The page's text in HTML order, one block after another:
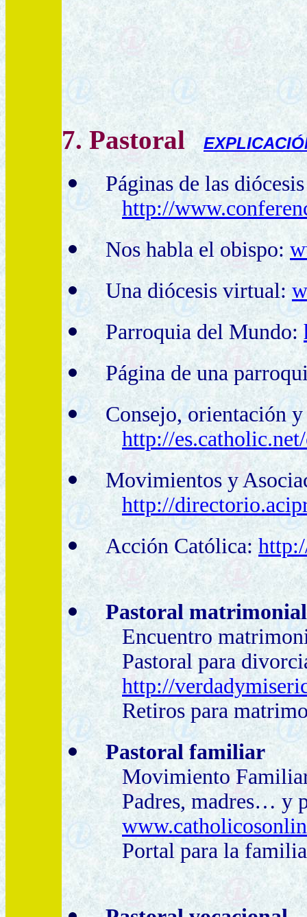
7. Pastoral
Páginas de las diócesis
http://
Nos habla el obispo:
Una diócesis virtual:
Parroquia del Mundo:
Página de una
Consejo, orientación
http://
Movimientos y
http://
Acción Católica:
Pastoral matrimonial
Encuentro
Pastoral para
http://
Retiros para
Pastoral familiar
Movimiento
Padres, madres… y
Portal para la